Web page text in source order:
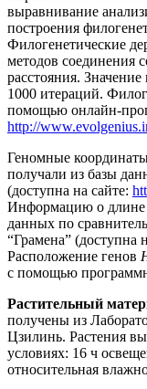
выравнивание
построения
Филогенетические
методов соединения
расстояния.
1000 итераций.
помощью онлайн-
http://
Геномные
получали из базы
(доступна на сайте:
Информацию о длине
данных по
“Грамена” (доступна
Расположение генов
с помощью
Растительный
получены из
Цзилинь. Растения
условиях: 16 ч
относительная